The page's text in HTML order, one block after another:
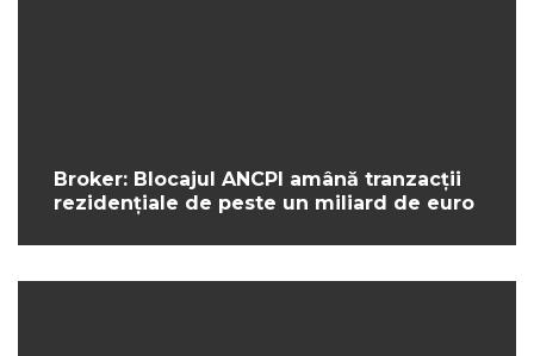
Broker: Blocajul ANCPI amână tranzacții
rezidențiale de peste un miliard de euro